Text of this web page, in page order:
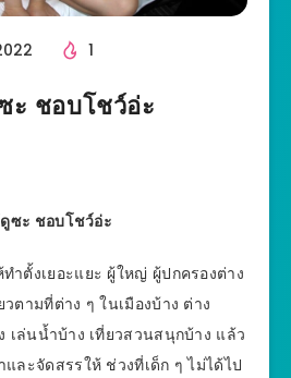
1
ะ ชอบโชว์อ่ะ
ดูซะ ชอบโชว์อ่ะ
ำตั้งเยอะแยะ ผู้ใหญ่ ผู้ปกครองต่าง
ตามที่ต่าง ๆ ในเมืองบ้าง ต่าง
เล่นน้ำบ้าง เที่ยวสวนสนุกบ้าง แล้ว
ละจัดสรรให้ ช่วงที่เด็ก ๆ ไม่ได้ไป